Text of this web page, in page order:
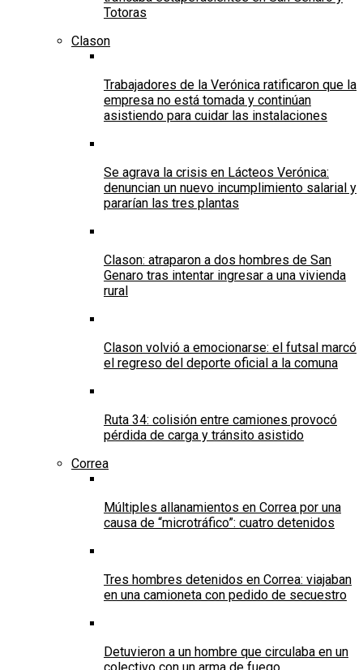
Totoras
Clason
Trabajadores de la Verónica ratificaron que la
empresa no está tomada y continúan
asistiendo para cuidar las instalaciones
Se agrava la crisis en Lácteos Verónica:
denuncian un nuevo incumplimiento salarial y
pararían las tres plantas
Clason: atraparon a dos hombres de San
Genaro tras intentar ingresar a una vivienda
rural
Clason volvió a emocionarse: el futsal marcó
el regreso del deporte oficial a la comuna
Ruta 34: colisión entre camiones provocó
pérdida de carga y tránsito asistido
Correa
Múltiples allanamientos en Correa por una
causa de “microtráfico”: cuatro detenidos
Tres hombres detenidos en Correa: viajaban
en una camioneta con pedido de secuestro
Detuvieron a un hombre que circulaba en un